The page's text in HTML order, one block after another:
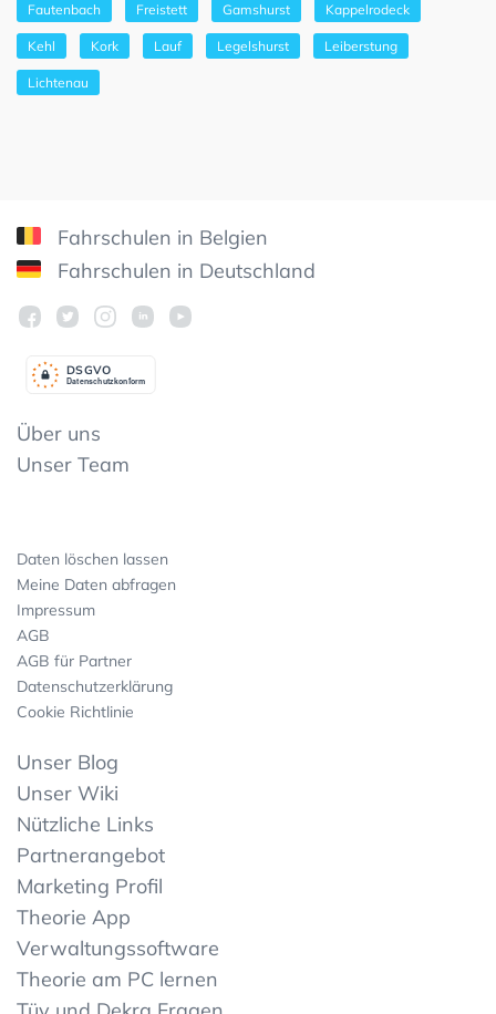
Fautenbach Freistett Gamshurst Kappelrodeck
Kehl Kork Lauf Legelshurst Leiberstung
Lichtenau
Fahrschulen in Belgien
Fahrschulen in Deutschland
Datenschutzkonform
DSGVO
Über uns
Unser Team
Daten löschen lassen
Meine Daten abfragen
Impressum
AGB
AGB für Partner
Datenschutzerklärung
Cookie Richtlinie
Unser Blog
Unser Wiki
Nützliche Links
Partnerangebot
Marketing Profil
Theorie App
Verwaltungssoftware
Theorie am PC lernen